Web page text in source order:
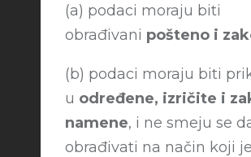
(a) podaci moraju biti
obrađivani pošteno i
(b) podaci moraju biti
u određene, izričite i
namene, i ne smeju se
obrađivati na način koji je